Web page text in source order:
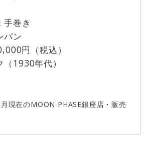
手巻き
パン
円（税込）
1930年代）
現在のMOON PHASE銀座店・販売